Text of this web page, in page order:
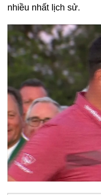
nhiều nhất lịch sử.